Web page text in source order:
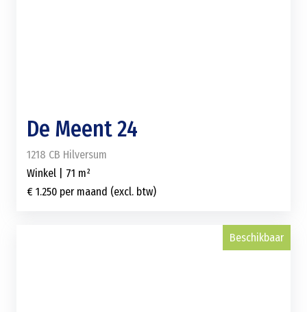
De Meent 24
1218 CB Hilversum
Winkel | 71 m²
€ 1.250 per maand (excl. btw)
Beschikbaar